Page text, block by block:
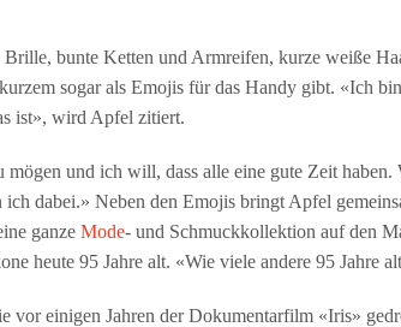
bunte Ketten und Armreifen, kurze weiße
sogar als Emojis für das Handy gibt. «Ich
ist», wird Apfel zitiert.
mögen und ich will, dass alle eine gute Zeit
dabei.» Neben den Emojis bringt Apfel
ganze Mode- und Schmuckkollektion auf den
heute 95 Jahre alt. «Wie viele andere 95 Jahre
vor einigen Jahren der Dokumentarfilm «Iris»